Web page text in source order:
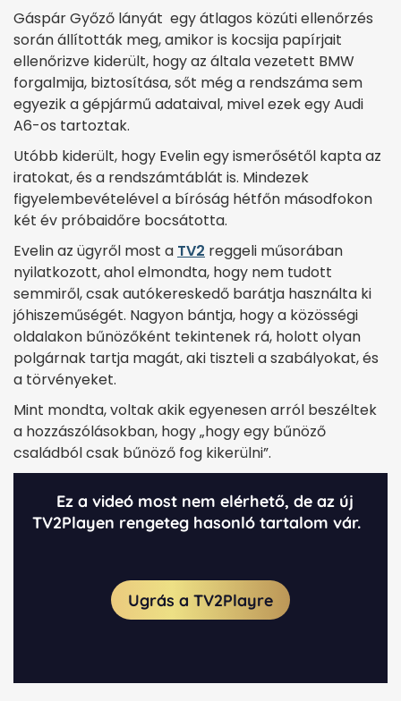
Gáspár Győző lányát egy átlagos közúti ellenőrzés
során állították meg, amikor is kocsija papírjait
ellenőrizve kiderült, hogy az általa vezetett BMW
forgalmija, biztosítása, sőt még a rendszáma sem
egyezik a gépjármű adataival, mivel ezek egy Audi
A6-os tartoztak.
Utóbb kiderült, hogy Evelin egy ismerősétől kapta az
iratokat, és a rendszámtáblát is. Mindezek
figyelembevételével a bíróság hétfőn másodfokon
két év próbaidőre bocsátotta.
Evelin az ügyről most a TV2 reggeli műsorában
nyilatkozott, ahol elmondta, hogy nem tudott
semmiről, csak autókereskedő barátja használta ki
jóhiszeműségét. Nagyon bántja, hogy a közösségi
oldalakon bűnözőként tekintenek rá, holott olyan
polgárnak tartja magát, aki tiszteli a szabályokat, és
a törvényeket.
Mint mondta, voltak akik egyenesen arról beszéltek
a hozzászólásokban, hogy „hogy egy bűnöző
családból csak bűnöző fog kikerülni”.